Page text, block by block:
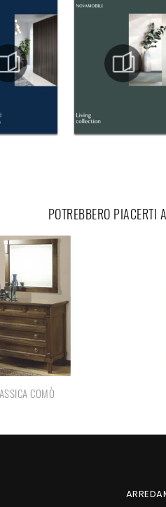
POTREBBERO PIACERTI
COMÒ